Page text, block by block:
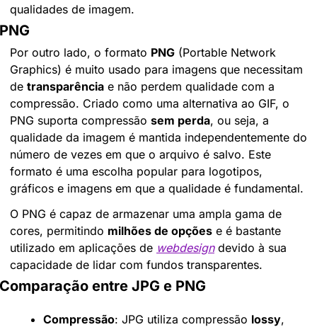
qualidades de imagem.
PNG
Por outro lado, o formato PNG (Portable Network
Graphics) é muito usado para imagens que necessitam
de transparência e não perdem qualidade com a
compressão. Criado como uma alternativa ao GIF, o
PNG suporta compressão sem perda, ou seja, a
qualidade da imagem é mantida independentemente do
número de vezes em que o arquivo é salvo. Este
formato é uma escolha popular para logotipos,
gráficos e imagens em que a qualidade é fundamental.
O PNG é capaz de armazenar uma ampla gama de
cores, permitindo milhões de opções e é bastante
utilizado em aplicações de webdesign devido à sua
capacidade de lidar com fundos transparentes.
Comparação entre JPG e PNG
Compressão: JPG utiliza compressão lossy,